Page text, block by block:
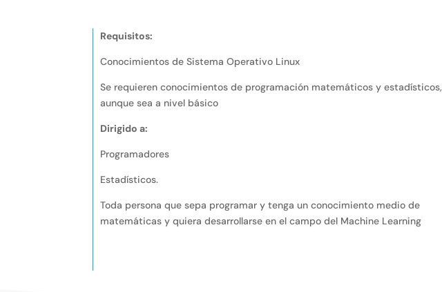
Requisitos:
Conocimientos de Sistema Operativo Linux
Se requieren conocimientos de programación matemáticos y estadísticos,
aunque sea a nivel básico
Dirigido a:
Programadores
Estadísticos.
Toda persona que sepa programar y tenga un conocimiento medio de
matemáticas y quiera desarrollarse en el campo del Machine Learning